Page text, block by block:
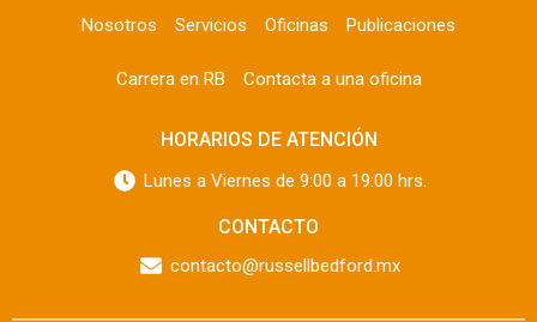
Nosotros Servicios Oficinas Publicaciones
Carrera en RB Contacta a una oficina
HORARIOS DE ATENCIÓN
Lunes a Viernes de 9:00 a 19:00 hrs.
CONTACTO
contacto@russellbedford.mx